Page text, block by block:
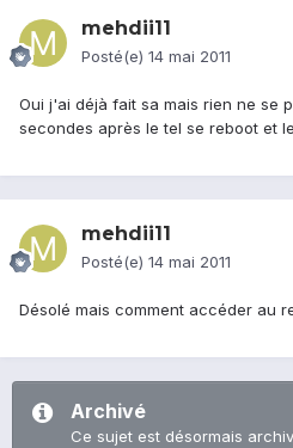
mehdii11
Posté(e) 14 mai 2011
Oui j'ai déjà fait sa mais rien ne se
secondes après le tel se reboot et
mehdii11
Posté(e) 14 mai 2011
Désolé mais comment accéder au
Archivé
Ce sujet est désormais